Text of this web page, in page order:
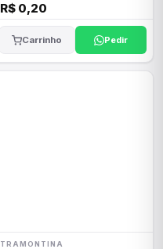
R$ 0,20
Carrinho Pedir
TRAMONTINA